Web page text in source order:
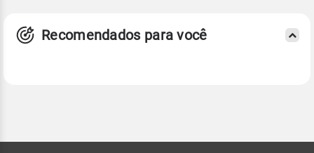
Recomendados para você